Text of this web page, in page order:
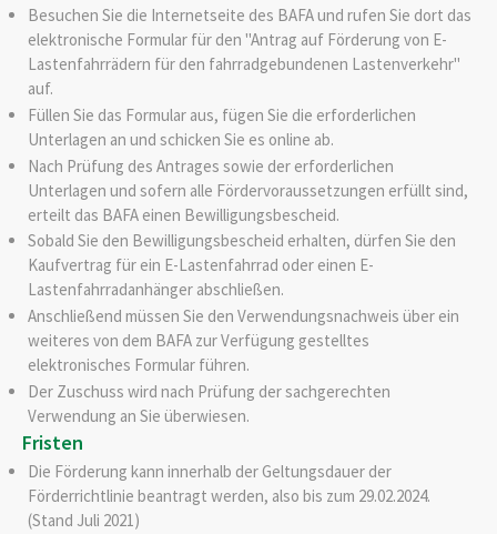
Besuchen Sie die Internetseite des BAFA und rufen Sie dort das
elektronische Formular für den "Antrag auf Förderung von E-
Lastenfahrrädern für den fahrradgebundenen Lastenverkehr"
auf.
Füllen Sie das Formular aus, fügen Sie die erforderlichen
Unterlagen an und schicken Sie es online ab.
Nach Prüfung des Antrages sowie der erforderlichen
Unterlagen und sofern alle Fördervoraussetzungen erfüllt sind,
erteilt das BAFA einen Bewilligungsbescheid.
Sobald Sie den Bewilligungsbescheid erhalten, dürfen Sie den
Kaufvertrag für ein E-Lastenfahrrad oder einen E-
Lastenfahrradanhänger abschließen.
Anschließend müssen Sie den Verwendungsnachweis über ein
weiteres von dem BAFA zur Verfügung gestelltes
elektronisches Formular führen.
Der Zuschuss wird nach Prüfung der sachgerechten
Verwendung an Sie überwiesen.
Fristen
Die Förderung kann innerhalb der Geltungsdauer der
Förderrichtlinie beantragt werden, also bis zum 29.02.2024.
(Stand Juli 2021)